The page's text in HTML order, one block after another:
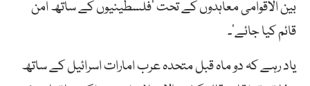
بین الاقوامی معاہدوں کے تحت ‘فلسطینیوں کے ساتھ امن
قائم کیا جائے‘۔
یاد رہے کہ دو ماہ قبل متحدہ عرب امارات اسرائیل کے ساتھ